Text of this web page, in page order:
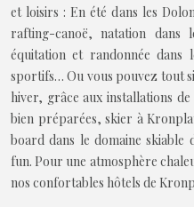
et loisirs : En été dans les
rafting-canoë, natation
équitation et randonnée dans
sportifs… Ou vous pouvez tout
hiver, grâce aux installations
bien préparées, skier à
board dans le domaine
fun. Pour une atmosphère
nos confortables hôtels de